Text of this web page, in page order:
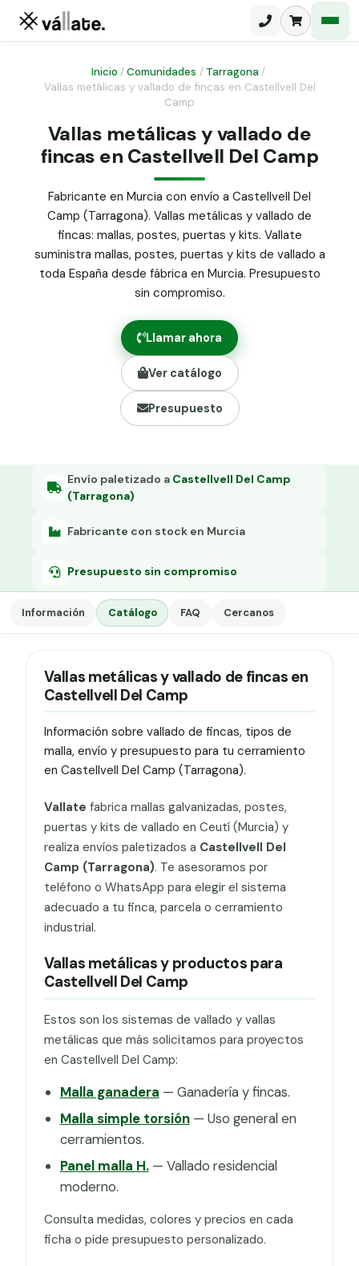
Malla electrosoldada
Malla ganadera
Malla triple torsión
Panel malla H.
Puerta abatible dos hojas
Puerta acceso peatonal
Poste malla Hércules
Poste malla simple torsión
Alambre de espino galvanizado
Alambre liso galvanizado
Malla ocultación 70 g/m² verde
Abrazadera PVC malla H.
Grapa malla H.
Grapadora
Inicio /Comunidades / Tarragona /
Vallas metálicas y vallado de fincas en Castellvell Del
Camp
Vallas metálicas y vallado de
fincas en Castellvell Del Camp
Fabricante en Murcia con envío a Castellvell Del
Camp (Tarragona). Vallas metálicas y vallado de
fincas: mallas, postes, puertas y kits. Vallate
suministra mallas, postes, puertas y kits de vallado a
toda España desde fábrica en Murcia. Presupuesto
sin compromiso.
Llamar ahora
Ver catálogo
Presupuesto
Envío paletizado a Castellvell Del Camp
(Tarragona)
Fabricante con stock en Murcia
Presupuesto sin compromiso
Información Catálogo FAQ Cercanos
Vallas metálicas y vallado de fincas en
Castellvell Del Camp
Información sobre vallado de fincas, tipos de
malla, envío y presupuesto para tu cerramiento
en Castellvell Del Camp (Tarragona).
Vallate fabrica mallas galvanizadas, postes,
puertas y kits de vallado en Ceutí (Murcia) y
realiza envíos paletizados a Castellvell Del
Camp (Tarragona). Te asesoramos por
teléfono o WhatsApp para elegir el sistema
adecuado a tu finca, parcela o cerramiento
industrial.
Vallas metálicas y productos para
Castellvell Del Camp
Estos son los sistemas de vallado y vallas
metálicas que más solicitamos para proyectos
en Castellvell Del Camp:
Malla ganadera — Ganadería y fincas.
Malla simple torsión— Uso general en
cerramientos.
Panel malla H.— Vallado residencial
moderno.
Consulta medidas, colores y precios en cada
ficha o pide presupuesto personalizado.